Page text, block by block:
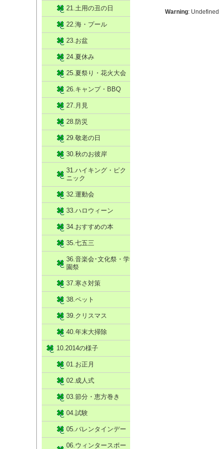
Warning:
21.土用の丑の日
22.海・プール
23.お盆
24.夏休み
25.夏祭り・花火大会
26.キャンプ・BBQ
27.月見
28.防災
29.敬老の日
30.秋のお彼岸
31.ハイキング・ピク
ニック
32.運動会
33.ハロウィーン
34.おすすめの本
35.七五三
36.音楽会･文化祭・学
園祭
37.寒さ対策
38.ペット
39.クリスマス
40.年末大掃除
10.2014の様子
01.お正月
02.成人式
03.節分・恵方巻き
04.試験
05.バレンタインデー
06.ウィンタースポー